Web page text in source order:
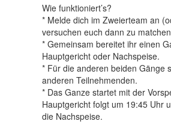
Wie funktioniert’s?
* Melde dich im Zweierteam an
versuchen euch dann zu
* Gemeinsam bereitet ihr einen
Hauptgericht oder Nachspeise.
* Für die anderen beiden Gänge
anderen Teilnehmenden.
* Das Ganze startet mit der
Hauptgericht folgt um 19:45 Uhr
die Nachspeise.